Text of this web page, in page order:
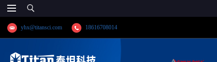
yhx@titansci.com 18616708014